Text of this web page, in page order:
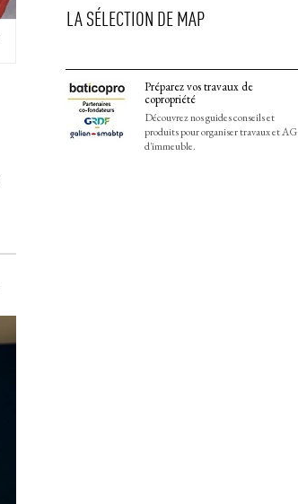
LA SÉLECTION DE MAP
Préparez vos travaux de
copropriété
Découvrez nos guides conseils et
produits pour organiser travaux et AG
d'immeuble.